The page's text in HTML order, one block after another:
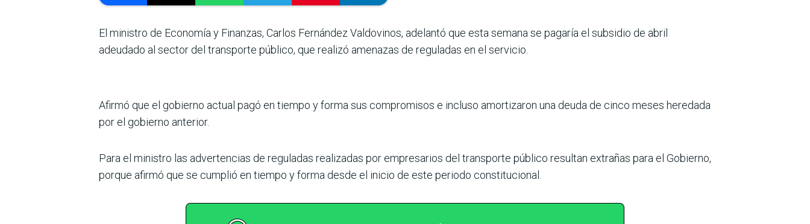
El ministro de Econo­mía y Finanzas, Car­los Fernández Val­dovinos, adelantó que esta semana se pagaría el subsi­dio de abril
adeudado al sec­tor del transporte público, que realizó amenazas de reguladas en el servicio.
Afirmó que el gobierno actual pagó en tiempo y forma sus compromisos e incluso amortizaron una deuda de cinco meses heredada
por el gobierno anterior.
Para el ministro las adver­tencias de reguladas reali­zadas por empresarios del transporte público resultan extrañas para el Gobierno,
porque afirmó que se cum­plió en tiempo y forma desde el inicio de este periodo constitucional.